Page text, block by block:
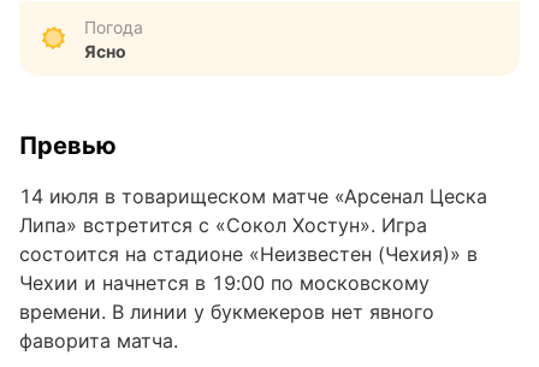
Погода
Ясно
Превью
14 июля в товарищеском матче «Арсенал Цеска
Липа» встретится с «Сокол Хостун». Игра
состоится на стадионе «Неизвестен (Чехия)» в
Чехии и начнется в 19:00 по московскому
времени. В линии у букмекеров нет явного
фаворита матча.